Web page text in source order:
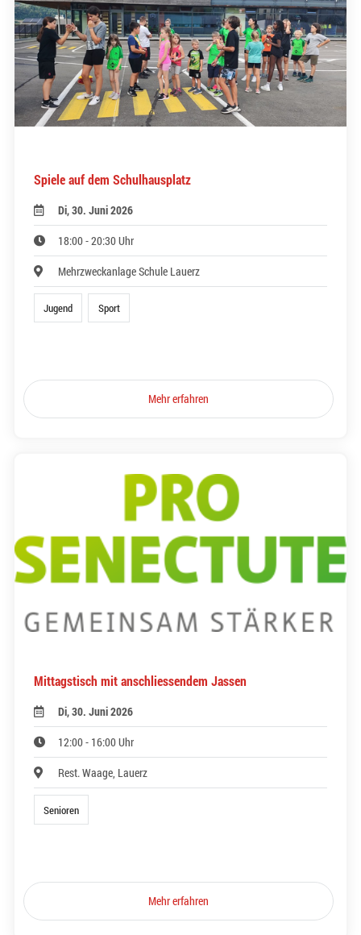
Spiele auf dem Schulhausplatz
Di, 30. Juni 2026
18:00 - 20:30 Uhr
Mehrzweckanlage Schule Lauerz
Jugend Sport
Mehr erfahren
Mittagstisch mit anschliessendem Jassen
Di, 30. Juni 2026
12:00 - 16:00 Uhr
Rest. Waage, Lauerz
Senioren
Mehr erfahren